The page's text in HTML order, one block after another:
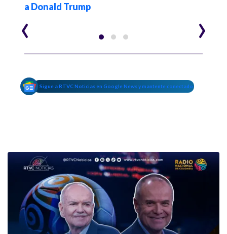
a Donald Trump
‹ ›
Sigue a RTVC Noticias en Google News y mantente conectado